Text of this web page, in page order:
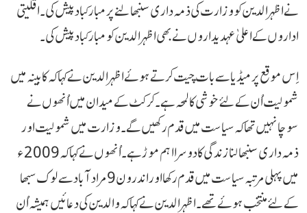
نے اظہرالدین کو وزارت کی ذمہ داری سنبھالنے پر مبارکباد پیش کی۔ اقلیتی
اداروں کے اعلیٰ عہدیداروں نے بھی اظہرالدین کو مبارکباد پیش کی۔
اِس موقع پر میڈیا سے بات چیت کرتے ہوئے اظہرالدین نے کہاکہ کابینہ میں
شمولیت اُن کے لئے خوشی کا لمحہ ہے۔ کرکٹ کے میدان میں اُنھوں نے
سوچا نہیں تھا کہ سیاست میں قدم رکھیں گے۔ وزارت میں شمولیت اور
ذمہ داری سنبھالنا زندگی کا دوسرا اہم موڑ ہے۔ اُنھوں نے کہاکہ 2009ء
میں پہلی مرتبہ سیاست میں قدم رکھا اور اندرون 9 مرادآباد سے لوک سبھا
کے لئے منتخب ہوئے تھے۔ اظہرالدین نے کہاکہ والدین کی دعائیں ہمیشہ اُن